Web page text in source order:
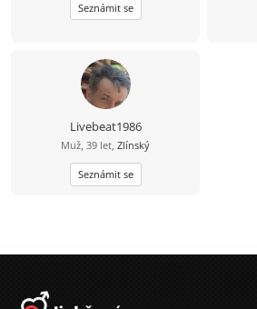
Seznámit se
Livebeat1986
Muž, 39 let, Zlínský
Seznámit se